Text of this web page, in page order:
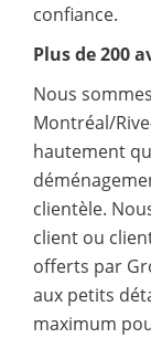
confiance.
Plus de 200
Nous
Montréal/
hautement
clientèle.
client ou
offerts par
aux petits
maximum